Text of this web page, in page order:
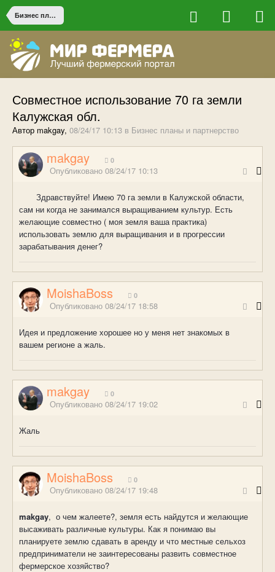
Бизнес планы и партнерство
Совместное использование 70 га земли
Калужская обл.
Автор makgay, 08/24/17 10:13 в Бизнес планы и партнерство
makgay 0
Опубликовано 08/24/17 10:13
Здравствуйте! Имею 70 га земли в Калужской области,
сам ни когда не занимался выращиванием культур. Есть
желающие совместно ( моя земля ваша практика)
использовать землю для выращивания и в прогрессии
зарабатывания денег?
MoishaBoss 0
Опубликовано 08/24/17 18:58
Идея и предложение хорошее но у меня нет знакомых в
вашем регионе а жаль.
makgay 0
Опубликовано 08/24/17 19:02
Жаль
MoishaBoss 0
Опубликовано 08/24/17 19:48
makgay, о чем жалеете?, земля есть найдутся и желающие
высаживать различные культуры. Как я понимаю вы
планируете землю сдавать в аренду и что местные сельхоз
предприниматели не заинтересованы развить совместное
фермерское хозяйство?